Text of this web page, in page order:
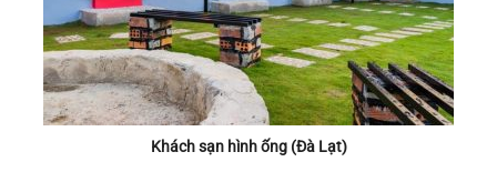
Khách sạn hình ống (Đà Lạt)